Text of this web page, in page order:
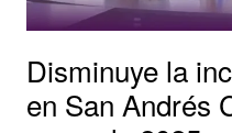
Disminuye la
en San Andrés